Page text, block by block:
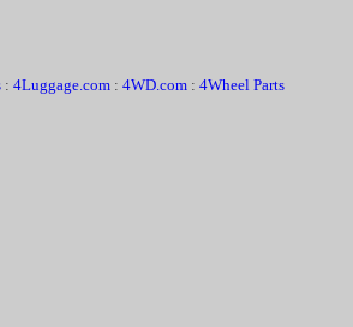
: 4Luggage.com : 4WD.com : 4Wheel Parts